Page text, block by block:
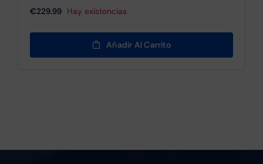
€229.99 Hay existencias
Añadir Al Carrito